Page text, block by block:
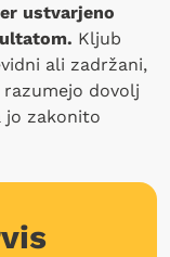
ustvarjeno
Kljub
ali zadržani,
dovolj
jo zakonito